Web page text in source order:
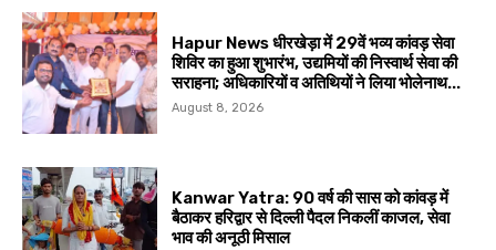
Hapur News धीरखेड़ा में 29वें भव्य कांवड़ सेवा
शिविर का हुआ शुभारंभ, उद्यमियों की निस्वार्थ सेवा की
सराहना; अधिकारियों व अतिथियों ने लिया भोलेनाथ...
August 8, 2026
Kanwar Yatra: 90 वर्ष की सास को कांवड़ में
बैठाकर हरिद्वार से दिल्ली पैदल निकलीं काजल, सेवा
भाव की अनूठी मिसाल